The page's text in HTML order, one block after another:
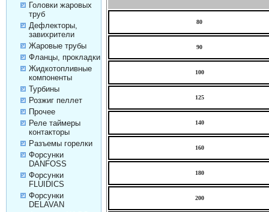
Головки жаровых
труб
Дефлекторы,
завихрители
Жаровые трубы
Фланцы, прокладки
Жидкотопливные
компоненты
Турбины
Розжиг пеллет
Прочее
Реле таймеры
контакторы
Разъемы горелки
Форсунки
DANFOSS
Форсунки
FLUIDICS
Форсунки
DELAVAN
80
90
100
125
140
160
180
200